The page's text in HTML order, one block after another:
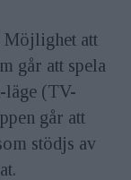
Möjlighet att
går att spela
läge (TV-
går att
stödjs av